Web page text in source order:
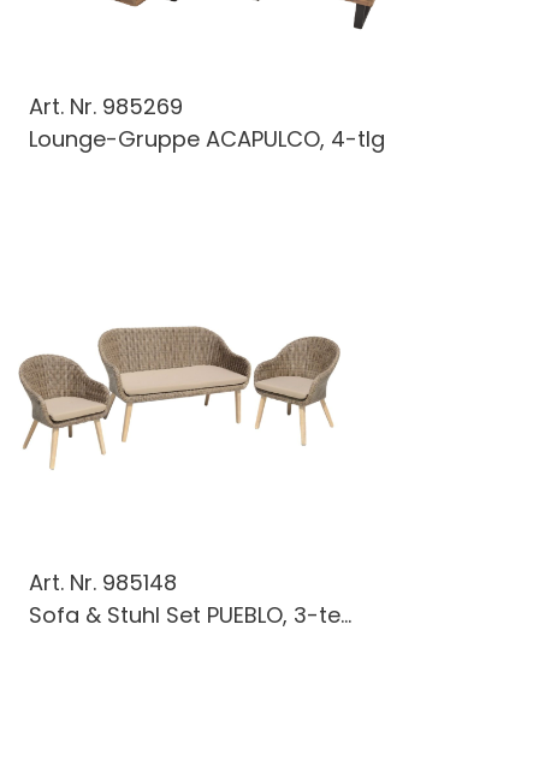
Art. Nr. 985269
Lounge-Gruppe ACAPULCO, 4-tlg
Art. Nr. 985148
Sofa & Stuhl Set PUEBLO, 3-te...